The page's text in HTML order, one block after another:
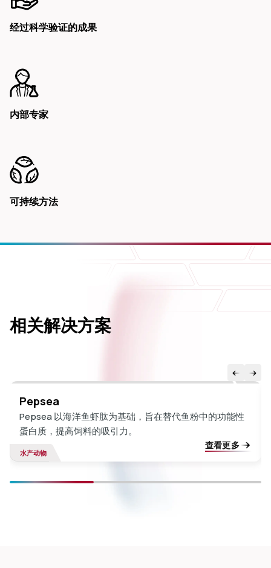
经过科学验证的成果
内部专家
可持续方法
相关解决方案
Pepsea
Pepsea 以海洋鱼虾肽为基础，旨在替代鱼粉中的功能性
蛋白质，提高饲料的吸引力。
查看更多
水产动物